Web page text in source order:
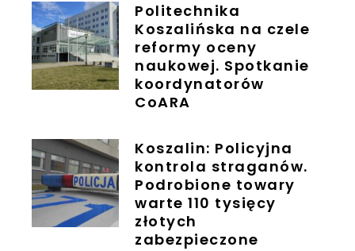
Politechnika
Koszalińska na czele
reformy oceny
naukowej. Spotkanie
koordynatorów
CoARA
Koszalin: Policyjna
kontrola straganów.
Podrobione towary
warte 110 tysięcy
złotych
zabezpieczone